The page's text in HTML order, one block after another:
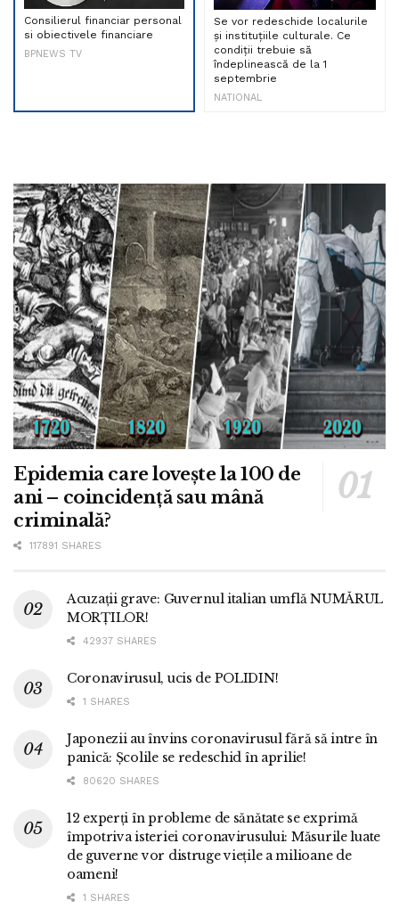
Consilierul financiar personal
si obiectivele financiare
BPNEWS TV
Se vor redeschide localurile
și instituțiile culturale. Ce
condiții trebuie să
îndeplinească de la 1
septembrie
NATIONAL
Epidemia care lovește la 100 de
ani – coincidență sau mână
criminală?
117891 SHARES
Acuzații grave: Guvernul italian umflă NUMĂRUL
MORȚILOR!
42937 SHARES
Coronavirusul, ucis de POLIDIN!
1 SHARES
Japonezii au învins coronavirusul fără să intre în
panică: Școlile se redeschid în aprilie!
80620 SHARES
12 experți în probleme de sănătate se exprimă
împotriva isteriei coronavirusului: Măsurile luate
de guverne vor distruge viețile a milioane de
oameni!
1 SHARES